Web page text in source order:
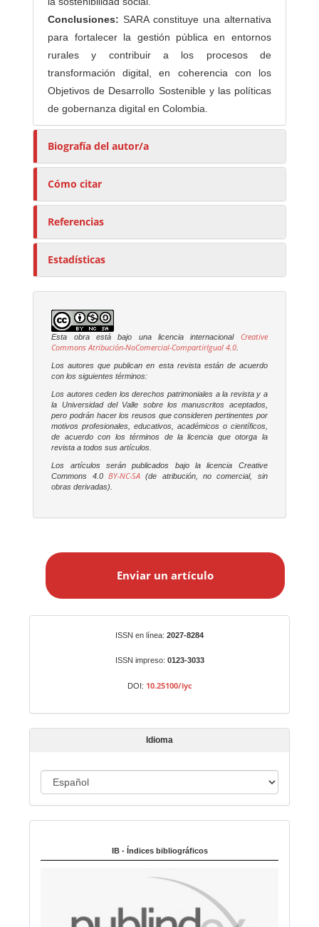
Conclusiones: SARA constituye una alternativa
para fortalecer la gestión pública en entornos
rurales y contribuir a los procesos de
transformación digital, en coherencia con los
Objetivos de Desarrollo Sostenible y las políticas
de gobernanza digital en Colombia.
Biografía del autor/a
Cómo citar
Referencias
Estadísticas
Esta obra está bajo una licencia internacional
Creative
Commons Atribución-NoComercial-CompartirIgual 4.0.
Los autores que publican en esta revista están de acuerdo
con los siguientes términos:
Los autores ceden los derechos patrimoniales a la revista y a
la Universidad del Valle sobre los manuscritos aceptados,
pero podrán hacer los reusos que consideren pertinentes por
motivos profesionales, educativos, académicos o científicos,
de acuerdo con los términos de la licencia que otorga la
revista a todos sus artículos.
Los artículos serán publicados bajo la licencia Creative
Commons 4.0BY-NC-SA(de atribución, no comercial, sin
obras derivadas).
a
t
í
o
Enviar un artículo
ISSN en línea: 2027-8284
ISSN impreso: 0123-3033
DOI: 10.25100/iyc
Idioma
d
m
IB - Índices bibliográficos